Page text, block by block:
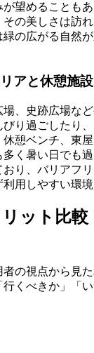
望めることも
の美しさは訪
の広がる自然
アと休憩施設
、史跡広場な
り過ごしたり
憩ベンチ、東
く暑い日でも過
おり、バリアフ
用しやすい環境
ット比較
の視点から見
くべきか」「